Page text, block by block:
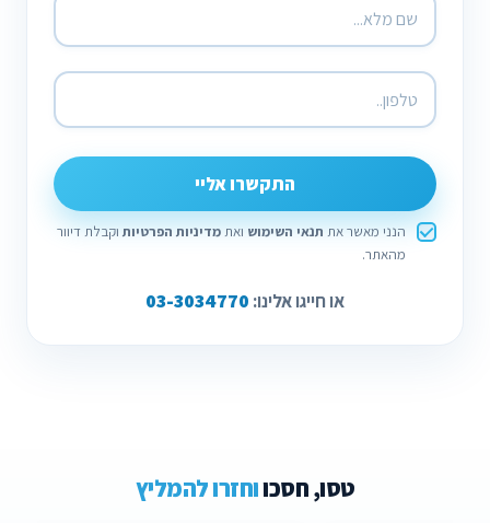
התקשרו אליי
הנני מאשר את תנאי השימוש ואתמדיניות הפרטיות וקבלת דיוור
מהאתר.
או חייגו אלינו: 03-3034770
טסו, חסכווחזרו להמליץ